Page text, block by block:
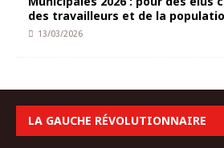
des travailleurs et de la
13/03/2026
LA GAUCHE RÉVOLUTIONNAIRE